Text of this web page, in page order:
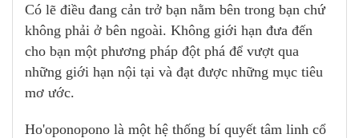
Có lẽ điều đang cản trở bạn nằm bên trong bạn chứ
không phải ở bên ngoài. Không giới hạn đưa đến
cho bạn một phương pháp đột phá để vượt qua
những giới hạn nội tại và đạt được những mục tiêu
mơ ước.
Ho'oponopono là một hệ thống bí quyết tâm linh cổ